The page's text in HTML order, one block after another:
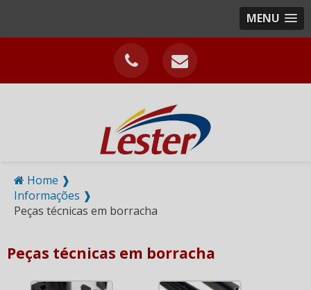
MENU
Home ❱
Informações ❱
Peças técnicas em borracha
Peças técnicas em borracha